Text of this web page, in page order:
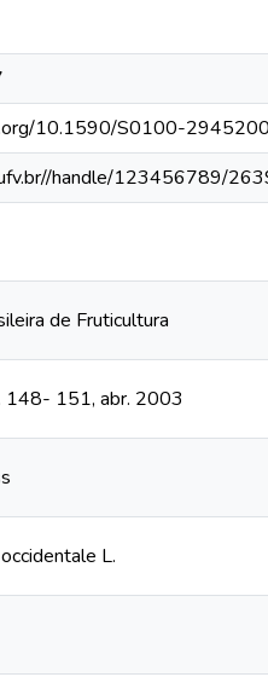
10.1590/S0100-
handle/123456789/
de Fruticultura
148- 151, abr. 2003
L.